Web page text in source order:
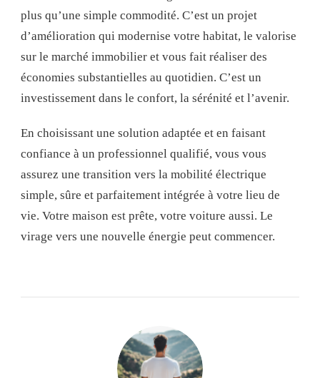
plus qu’une simple commodité. C’est un projet
d’amélioration qui modernise votre habitat, le valorise
sur le marché immobilier et vous fait réaliser des
économies substantielles au quotidien. C’est un
investissement dans le confort, la sérénité et l’avenir.
En choisissant une solution adaptée et en faisant
confiance à un professionnel qualifié, vous vous
assurez une transition vers la mobilité électrique
simple, sûre et parfaitement intégrée à votre lieu de
vie. Votre maison est prête, votre voiture aussi. Le
virage vers une nouvelle énergie peut commencer.